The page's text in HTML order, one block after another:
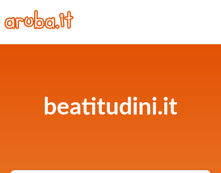
beatitudini.it